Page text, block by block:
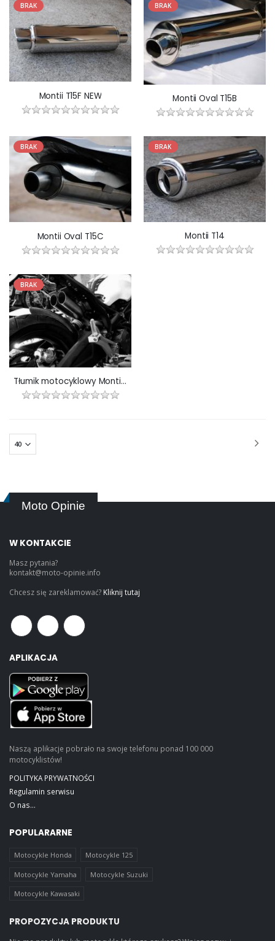
BRAK
Montii T15F NEW
BRAK
Montii Oval T15B
BRAK
Montii Oval T15C
BRAK
Montii T14
BRAK
Tłumik motocyklowy Montii T15I NEW
Moto Opinie
W KONTAKCIE
Masz pytania?
kontakt@moto-opinie.info
Chcesz się zareklamować? Kliknij tutaj
APLIKACJA
Naszą aplikacje pobrało na swoje telefonu ponad 100 000
motocyklistów!
POLITYKA PRYWATNOŚCI
Regulamin serwisu
O nas...
POPULARARNE
Motocykle Honda Motocykle 125
Motocykle Yamaha Motocykle Suzuki
Motocykle Kawasaki
PROPOZYCJA PRODUKTU